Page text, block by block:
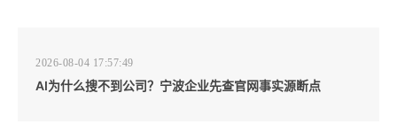
2026-08-04 17:57:49
AI为什么搜不到公司？宁波企业先查官网事实源断点